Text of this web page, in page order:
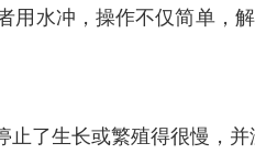
水冲，操作不仅简单，
了生长或繁殖得很慢，并